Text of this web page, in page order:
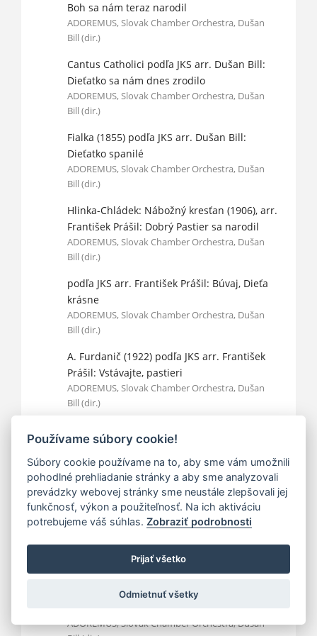
Boh sa nám teraz narodil
ADOREMUS, Slovak Chamber Orchestra, Dušan
Bill (dir.)
Cantus Catholici podľa JKS arr. Dušan Bill:
Dieťatko sa nám dnes zrodilo
ADOREMUS, Slovak Chamber Orchestra, Dušan
Bill (dir.)
Fialka (1855) podľa JKS arr. Dušan Bill:
Dieťatko spanilé
ADOREMUS, Slovak Chamber Orchestra, Dušan
Bill (dir.)
Hlinka-Chládek: Nábožný kresťan (1906), arr.
František Prášil: Dobrý Pastier sa narodil
ADOREMUS, Slovak Chamber Orchestra, Dušan
Bill (dir.)
podľa JKS arr. František Prášil: Búvaj, Dieťa
krásne
ADOREMUS, Slovak Chamber Orchestra, Dušan
Bill (dir.)
A. Furdanič (1922) podľa JKS arr. František
Prášil: Vstávajte, pastieri
ADOREMUS, Slovak Chamber Orchestra, Dušan
Bill (dir.)
Narodil sa nám
ADOREMUS, Slovak Chamber Orchestra, Dušan
Bill (dir.)
Kancionál Andreja Ozyma (1808) podľa JKS
arr. František Prášil: Povedzte nám,
slovenská verzia českej ľudovej koledy, arr.
ADOREMUS, Slovak Chamber Orchestra, Dušan
Používame súbory cookie!
Súbory cookie používame na to, aby sme vám umožnili
pohodlné prehliadanie stránky a aby sme analyzovali
prevádzky webovej stránky sme neustále zlepšovali jej
funkčnosť, výkon a použiteľnosť. Na ich aktiváciu
potrebujeme váš súhlas.Zobraziť podrobnosti
Prijať všetko
Odmietnuť všetky